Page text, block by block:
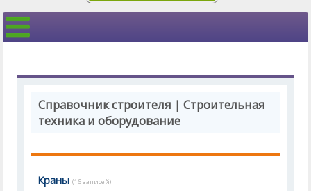
Справочник строителя | Строительная
техника и оборудование
Краны (16 записей)